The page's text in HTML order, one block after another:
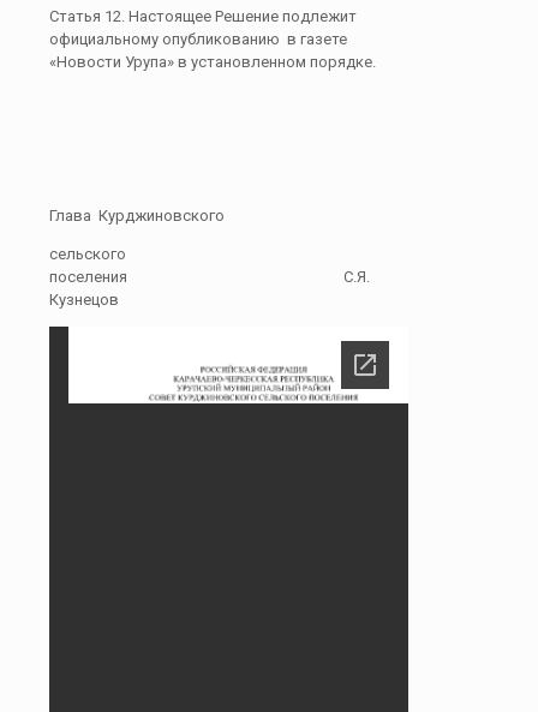
Статья 12. Настоящее Решение подлежит
официальному опубликованию в газете
«Новости Урупа» в установленном порядке.
Глава Курджиновского
сельского
поселения С.Я.
Кузнецов